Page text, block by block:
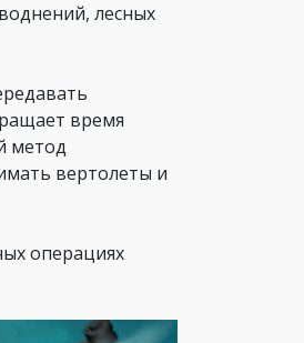
лесных
время
метод
вертолеты и
операциях